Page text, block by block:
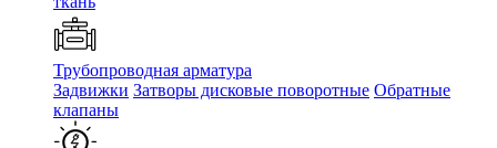
Трубопроводная арматура
Задвижки Затворы дисковые поворотные Обратные
клапаны